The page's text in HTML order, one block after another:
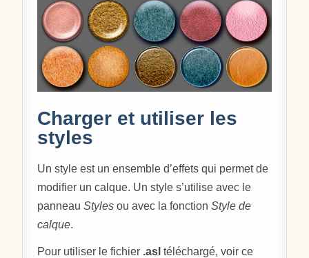
Charger et utiliser les
styles
Un style est un ensemble d’effets qui permet de
modifier un calque. Un style s’utilise avec le
panneauStyles ou avec la fonctionStyle de
calque.
Pour utiliser le fichier .asl téléchargé, voir ce